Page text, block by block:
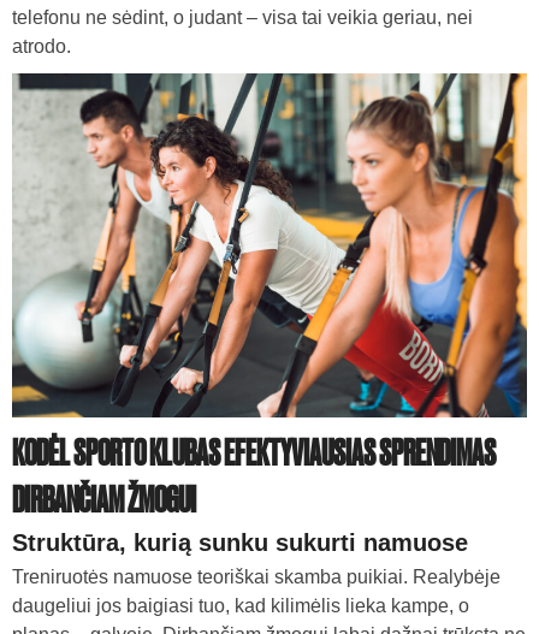
telefonu ne sėdint, o judant – visa tai veikia geriau, nei
atrodo.
KODĖL SPORTO KLUBAS EFEKTYVIAUSIAS SPRENDIMAS
DIRBANČIAM ŽMOGUI
Struktūra, kurią sunku sukurti namuose
Treniruotės namuose teoriškai skamba puikiai. Realybėje
daugeliui jos baigiasi tuo, kad kilimėlis lieka kampe, o